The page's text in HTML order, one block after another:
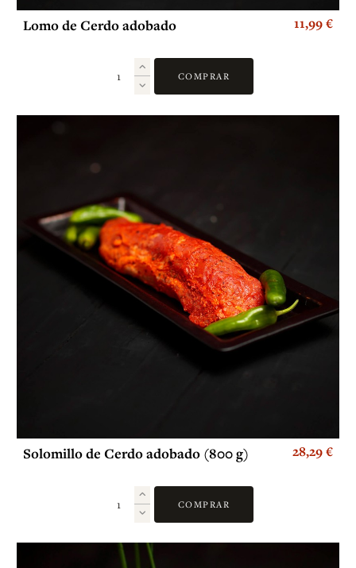
Lomo de Cerdo adobado 11,99 €
COMPRAR
Solomillo de Cerdo adobado (800 g) 28,29 €
COMPRAR